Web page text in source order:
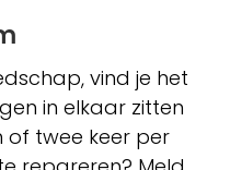
vind je het
in elkaar zitten
of twee keer per